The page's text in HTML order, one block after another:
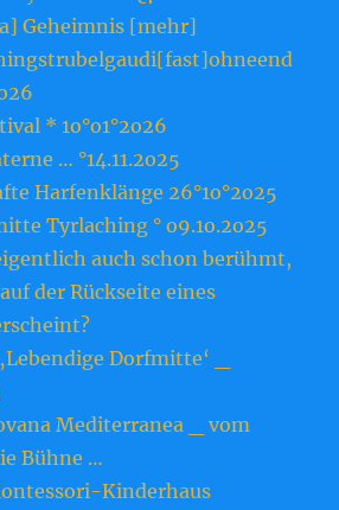
Geheimnis [mehr]
* 1o°o1°2o26
… °14.11.2o25
Harfenklänge 26°1o°2o25
Tyrlaching ° o9.1o.2o25
auch schon berühmt,
der Rückseite eines
Dorfmitte‘ _
Mediterranea _ vom
Bühne …
Kinderhaus